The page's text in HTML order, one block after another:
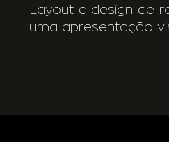
Layout e design de
uma apresentação